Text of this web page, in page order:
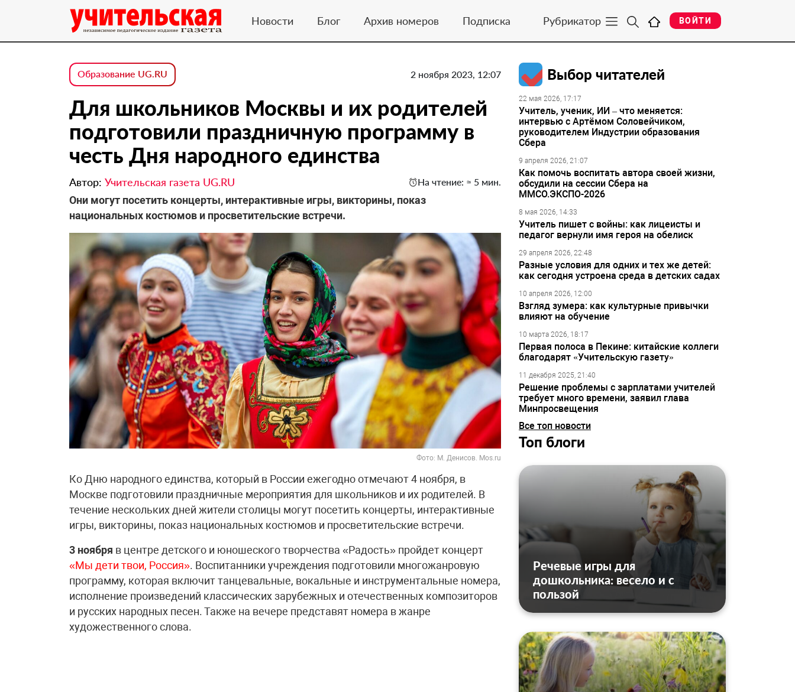
Новости Блог Архив номеров Подписка Рубрикатор ВОЙТИ
Образование UG.RU 2 ноября 2023, 12:07
Для школьников Москвы и их родителей
подготовили праздничную программу в
честь Дня народного единства
Автор: Учительская газета UG.RU На чтение: ≈ 5 мин.
Они могут посетить концерты, интерактивные игры, викторины, показ
национальных костюмов и просветительские встречи.
Фото: М. Денисов. Mos.ru
Ко Дню народного единства, который в России ежегодно отмечают 4 ноября, в
Москве подготовили праздничные мероприятия для школьников и их родителей. В
течение нескольких дней жители столицы могут посетить концерты, интерактивные
игры, викторины, показ национальных костюмов и просветительские встречи.
3 ноября в центре детского и юношеского творчества «Радость» пройдет концерт
«Мы дети твои, Россия». Воспитанники учреждения подготовили многожанровую
программу, которая включит танцевальные, вокальные и инструментальные номера,
исполнение произведений классических зарубежных и отечественных композиторов
и русских народных песен. Также на вечере представят номера в жанре
художественного слова.
Выбор читателей
22 мая 2026, 17:17
Учитель, ученик, ИИ – что меняется:
интервью с Артёмом Соловейчиком,
руководителем Индустрии образования
Сбера
9 апреля 2026, 21:07
Как помочь воспитать автора своей жизни,
обсудили на сессии Сбера на
ММСО.ЭКСПО-2026
8 мая 2026, 14:33
Учитель пишет с войны: как лицеисты и
педагог вернули имя героя на обелиск
29 апреля 2026, 22:48
Разные условия для одних и тех же детей:
как сегодня устроена среда в детских садах
10 апреля 2026, 12:00
Взгляд зумера: как культурные привычки
влияют на обучение
10 марта 2026, 18:17
Первая полоса в Пекине: китайские коллеги
благодарят «Учительскую газету»
11 декабря 2025, 21:40
Решение проблемы с зарплатами учителей
требует много времени, заявил глава
Минпросвещения
Все топ новости
Топ блоги
Речевые игры для
дошкольника: весело и с
пользой